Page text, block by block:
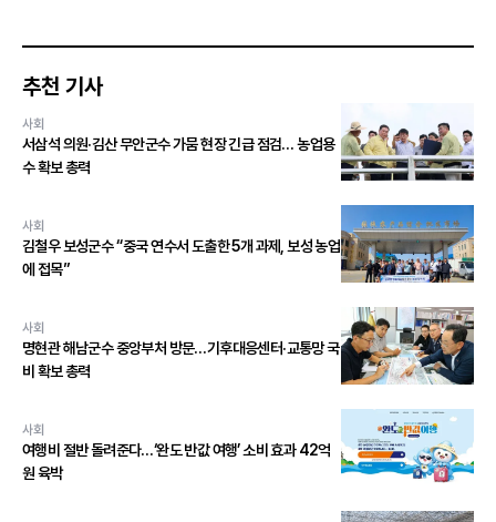
추천 기사
사회
서삼석 의원·김산 무안군수 가뭄 현장 긴급 점검… 농업용
수 확보 총력
사회
김철우 보성군수 “중국 연수서 도출한 5개 과제, 보성 농업
에 접목”
사회
명현관 해남군수 중앙부처 방문…기후대응센터·교통망 국
비 확보 총력
사회
여행비 절반 돌려준다…‘완도 반값 여행’ 소비 효과 42억
원 육박